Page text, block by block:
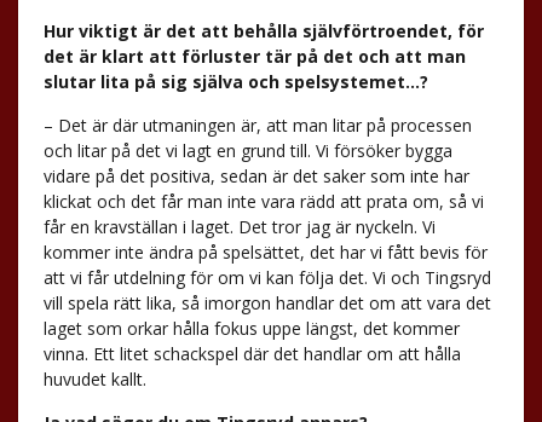
Hur viktigt är det att behålla självförtroendet, för
det är klart att förluster tär på det och att man
slutar lita på sig själva och spelsystemet…?
– Det är där utmaningen är, att man litar på processen
och litar på det vi lagt en grund till. Vi försöker bygga
vidare på det positiva, sedan är det saker som inte har
klickat och det får man inte vara rädd att prata om, så vi
får en kravställan i laget. Det tror jag är nyckeln. Vi
kommer inte ändra på spelsättet, det har vi fått bevis för
att vi får utdelning för om vi kan följa det. Vi och Tingsryd
vill spela rätt lika, så imorgon handlar det om att vara det
laget som orkar hålla fokus uppe längst, det kommer
vinna. Ett litet schackspel där det handlar om att hålla
huvudet kallt.